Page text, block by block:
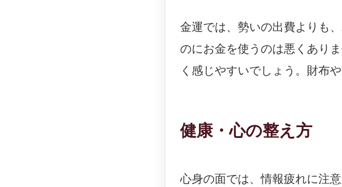
金運では、勢いの出費よりも
のにお金を使うのは悪くあり
く感じやすいでしょう。財布
健康・心の整え方
心身の面では、情報疲れに注